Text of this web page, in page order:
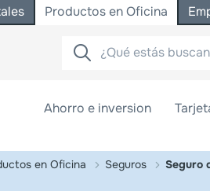
Productos en Oficina
Ahorro e inversion
en Oficina Seguros Seguro